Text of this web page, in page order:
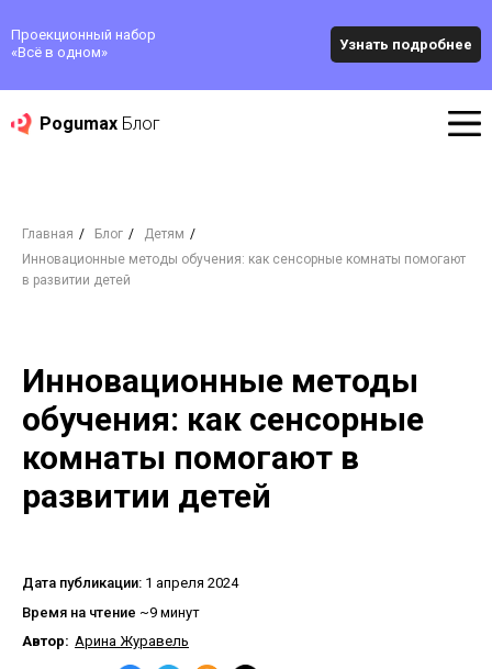
Проекционный набор
«‎Всё в одном»
Узнать подробнее
Pogumax Блог
Главная / Блог / Детям /
Инновационные методы обучения: как сенсорные комнаты помогают
в развитии детей
Инновационные методы
обучения: как сенсорные
комнаты помогают в
развитии детей
Время на чтение ~9 минут
Дата публикации: 1 апреля 2024
Автор: Арина Журавель